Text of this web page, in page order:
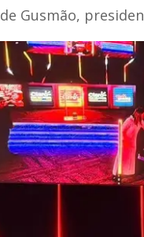
Gusmão,